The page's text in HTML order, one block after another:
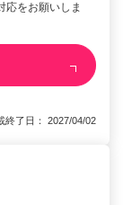
応をお願いしま
了日： 2027/04/02